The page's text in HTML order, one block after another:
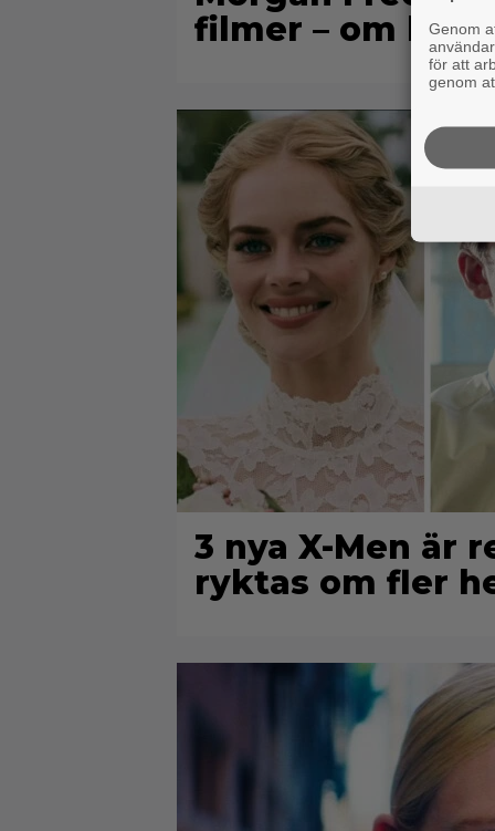
filmer – om
3 nya X-Men är
ryktas om fler
Genom
för att
genom